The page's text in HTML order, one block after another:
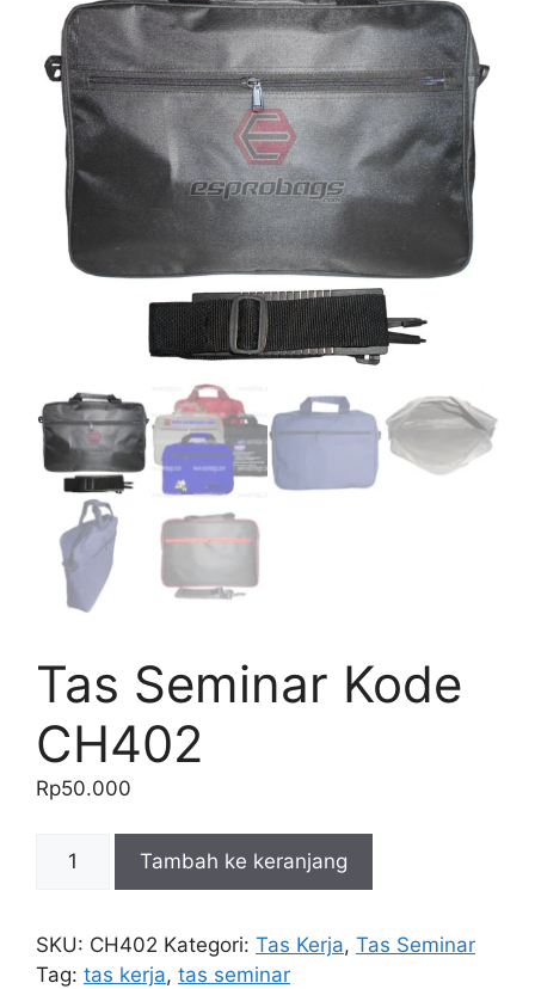
Tas Seminar Kode
CH402
Rp50.000
Kuantitas
Kode
CH402
Tambah ke keranjang
SKU: CH402 Kategori: Tas Kerja, Tas Seminar
Tag: tas kerja, tas seminar